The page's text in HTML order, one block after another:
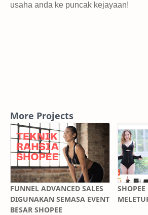
usaha anda ke puncak kejayaan!
More Projects
FUNNEL ADVANCED SALES
DIGUNAKAN SEMASA EVENT
BESAR SHOPEE